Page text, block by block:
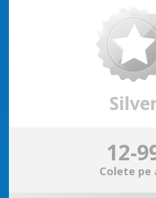
12-
Colete pe